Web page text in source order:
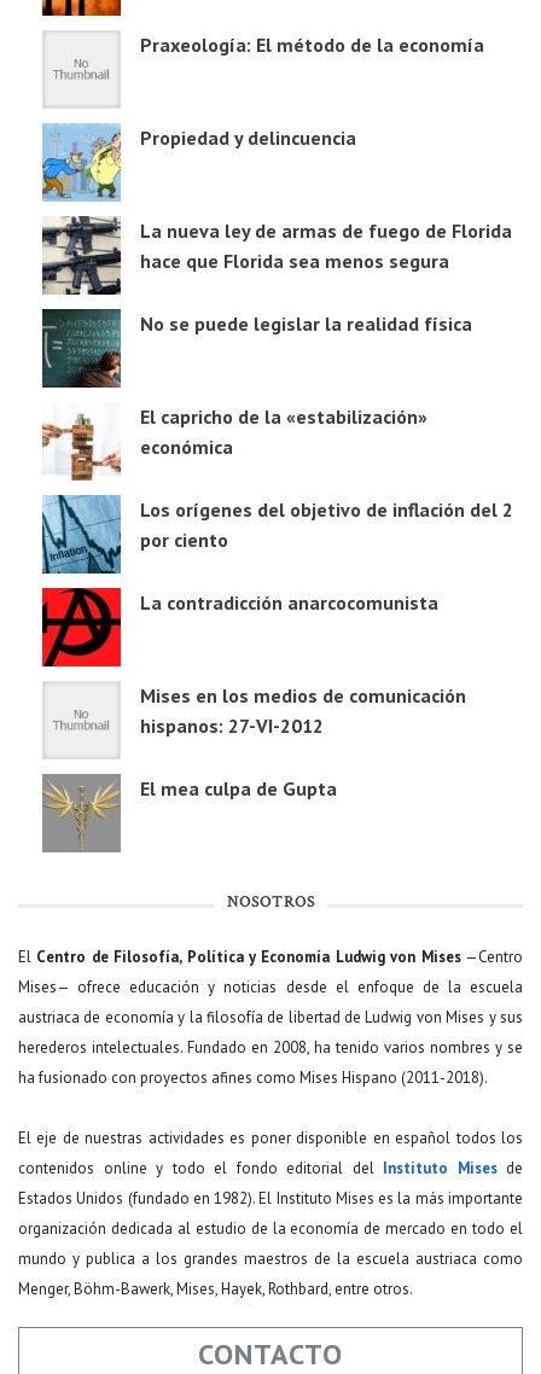
Praxeología: El método de la economía
Propiedad y delincuencia
La nueva ley de armas de fuego de Florida
hace que Florida sea menos segura
No se puede legislar la realidad física
El capricho de la «estabilización»
económica
Los orígenes del objetivo de inflación del 2
por ciento
La contradicción anarcocomunista
Mises en los medios de comunicación
hispanos: 27-VI-2012
El mea culpa de Gupta
NOSOTROS
El Centro de Filosofía, Política y Economía Ludwig von Mises—Centro
Mises— ofrece educación y noticias desde el enfoque de la escuela
austriaca de economía y la filosofía de libertad de Ludwig von Mises y sus
herederos intelectuales. Fundado en 2008, ha tenido varios nombres y se
ha fusionado con proyectos afines como Mises Hispano (2011-2018).
El eje de nuestras actividades es poner disponible en español todos los
contenidos online y todo el fondo editorial del Instituto Misesde
Estados Unidos (fundado en 1982). El Instituto Mises es la más importante
organización dedicada al estudio de la economía de mercado en todo el
mundo y publica a los grandes maestros de la escuela austriaca como
Menger, Böhm-Bawerk, Mises, Hayek, Rothbard, entre otros.
CONTACTO